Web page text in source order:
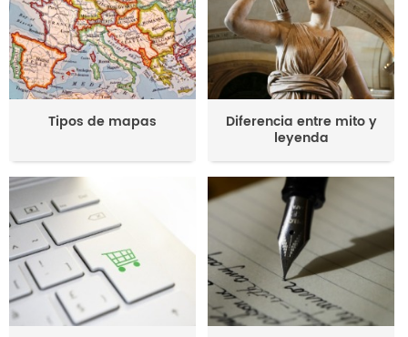
Tipos de mapas Diferencia entre mito y
leyenda